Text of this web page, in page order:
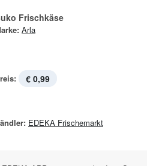
Frischkäse
Arla
€ 0,99
EDEKA Frischemarkt